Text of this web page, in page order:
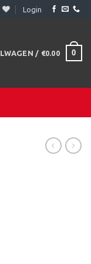
Login
/ €0.00 0